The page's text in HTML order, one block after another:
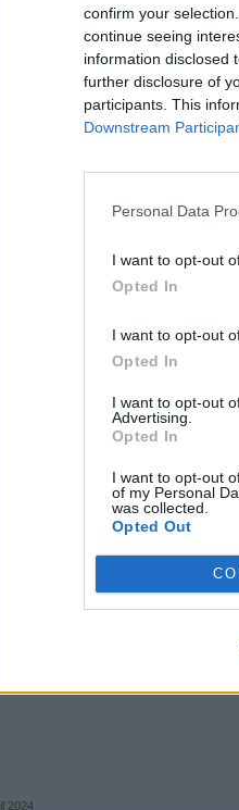
confirm your
continue seeing
information disclosed
further disclosure of
participants. This
Downstream
Personal Data
I want to opt-out
Opted In
I want to opt-out
Opted In
I want to opt-out
Advertising.
Opted In
I want to opt-out
of my Personal
was collected.
Opted Out
2024
2024